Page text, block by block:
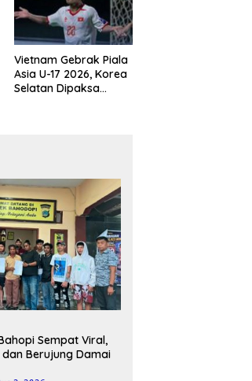
Vietnam Gebrak Piala
Asia U-17 2026, Korea
Selatan Dipaksa
Sempat Viral,
Berujung Damai